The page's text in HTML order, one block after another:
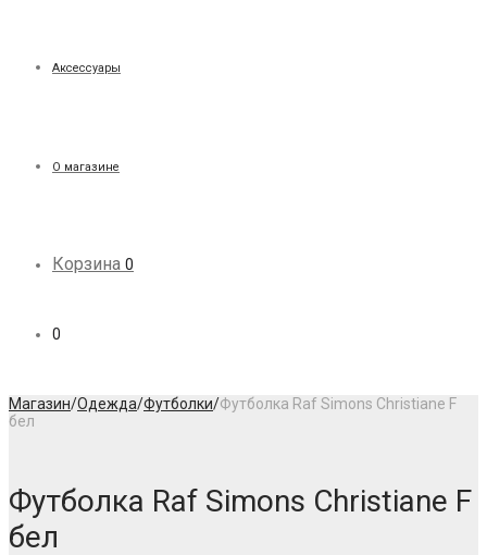
Аксессуары
О магазине
Корзина 0
0
Магазин/Одежда/Футболки/Футболка Raf Simons Christiane F
бел
Футболка Raf Simons Christiane F
бел